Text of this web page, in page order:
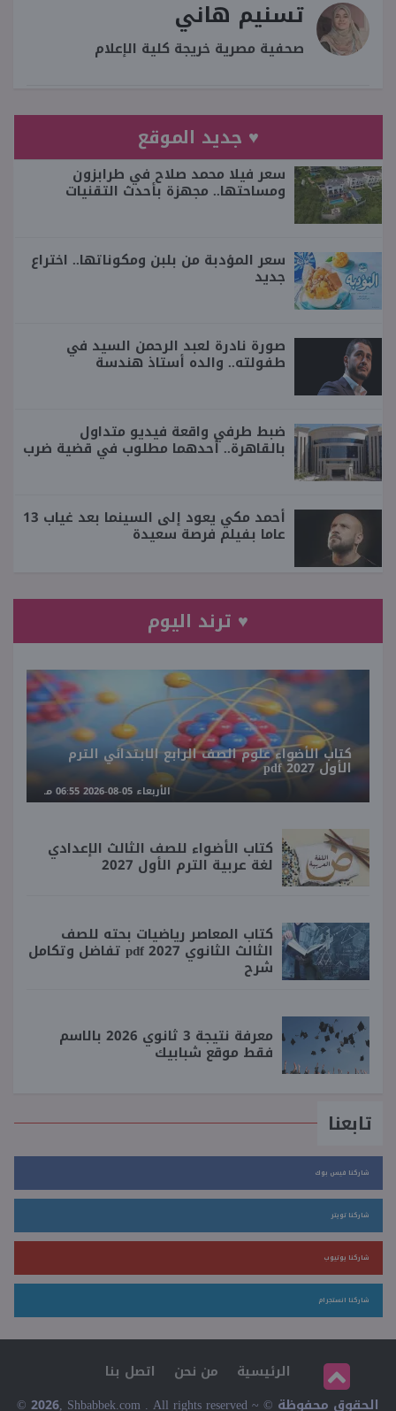
تسنيم هاني
صحفية مصرية خريجة كلية الإعلام
♥ جديد الموقع
سعر فيلا محمد صلاح في طرابزون
ومساحتها.. مجهزة بأحدث التقنيات
سعر المؤدبة من بلبن ومكوناتها.. اختراع
جديد
صورة نادرة لعبد الرحمن السيد في
طفولته.. والده أستاذ هندسة
ضبط طرفي واقعة فيديو متداول
بالقاهرة.. أحدهما مطلوب في قضية ضرب
أحمد مكي يعود إلى السينما بعد غياب 13
عاما بفيلم فرصة سعيدة
♥ ترند اليوم
كتاب الأضواء علوم الصف الرابع الابتدائي الترم
الأول 2027 pdf
الأربعاء 05-08-2026 06:55 مـ
كتاب الأضواء للصف الثالث الإعدادي
لغة عربية الترم الأول 2027
كتاب المعاصر رياضيات بحته للصف
الثالث الثانوي 2027 pdf تفاضل وتكامل
شرح
معرفة نتيجة 3 ثانوي 2026 بالاسم
فقط موقع شبابيك
تابعنا
شاركنا فيس بوك
شاركنا تويتر
شاركنا يوتيوب
شاركنا انستجرام
الرئيسية من نحن
اتصل بنا
© 2026, Shbabbek.com . All rights reserved ~ © الحقوق محفوظة